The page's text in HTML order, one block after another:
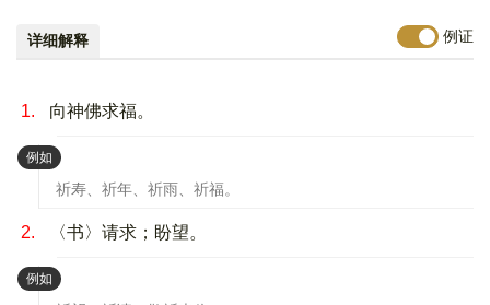
详细解释 例证
1. 向神佛求福。
例如 ：
祈寿、祈年、祈雨、祈福。
2. 〈书〉请求；盼望。
例如 ：